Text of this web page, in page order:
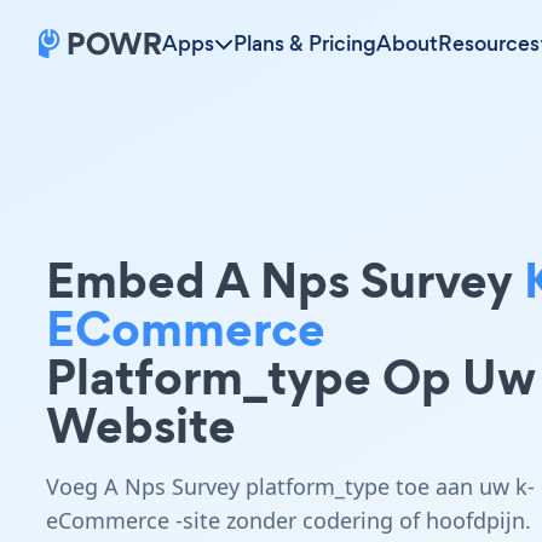
Apps Plans & PricingAboutResources
Embed A Nps Survey
ECommerce
Platform_type Op Uw
Website
Voeg A Nps Survey platform_type toe aan uw k-
eCommerce -site zonder codering of hoofdpijn.